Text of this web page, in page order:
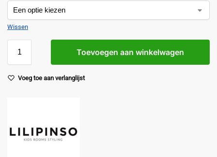
Wissen
Toevoegen aan winkelwagen
Voeg toe aan verlanglijst